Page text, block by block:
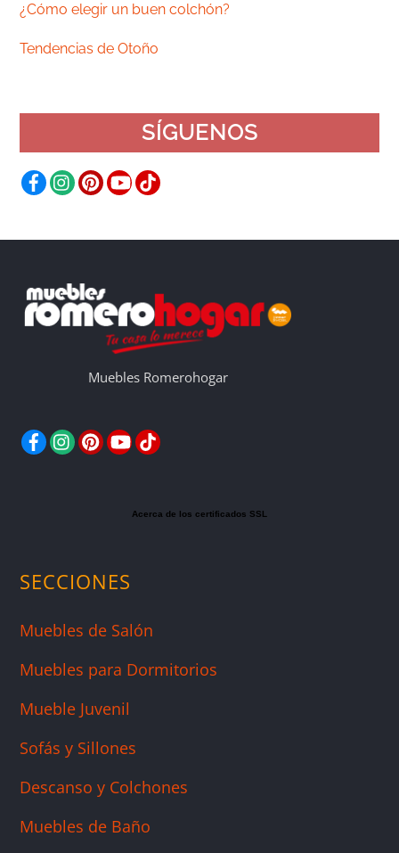
¿Cómo elegir un buen colchón?
Tendencias de Otoño
SÍGUENOS
Facebook
Instagram
Pinterest
YouTube
TikTok
Muebles Romerohogar
Facebook
Instagram
PinterestYouTube
TikTok
Acerca de los certificados SSL
SECCIONES
Muebles de Salón
Muebles para Dormitorios
Mueble Juvenil
Sofás y Sillones
Descanso y Colchones
Muebles de Baño